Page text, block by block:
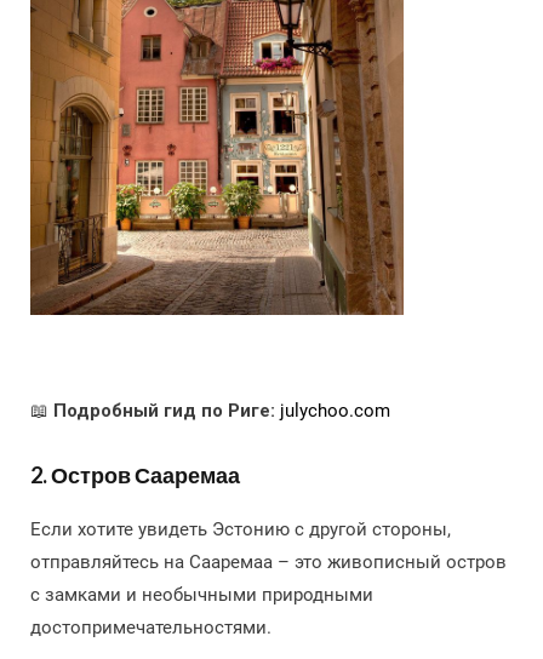
📖 Подробный гид по Риге: julychoo.com
2. Остров Сааремаа
Если хотите увидеть Эстонию с другой стороны,
отправляйтесь на Сааремаа – это живописный остров
с замками и необычными природными
достопримечательностями.